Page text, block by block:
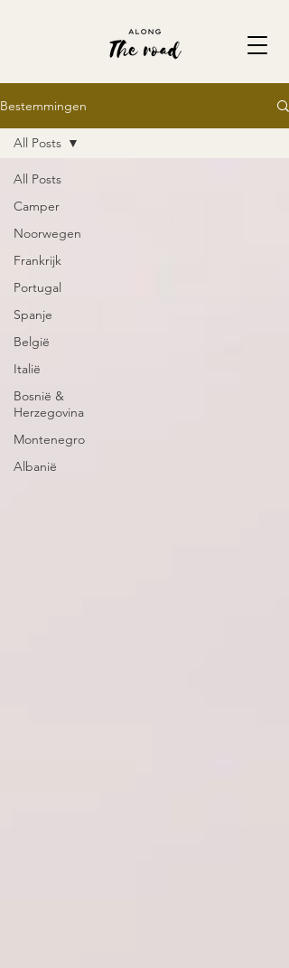
Bestemmingen
All Posts
Camper
Noorwegen
Frankrijk
Portugal
Spanje
België
Italië
Bosnië &
Herzegovina
Montenegro
Albanië
All Posts